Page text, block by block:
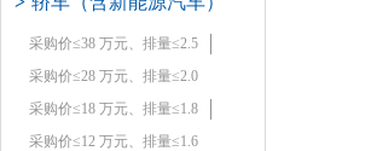
采购价≤38 万元、排量≤2.5
采购价≤28 万元、排量≤2.0
采购价≤18 万元、排量≤1.8
采购价≤12 万元、排量≤1.6